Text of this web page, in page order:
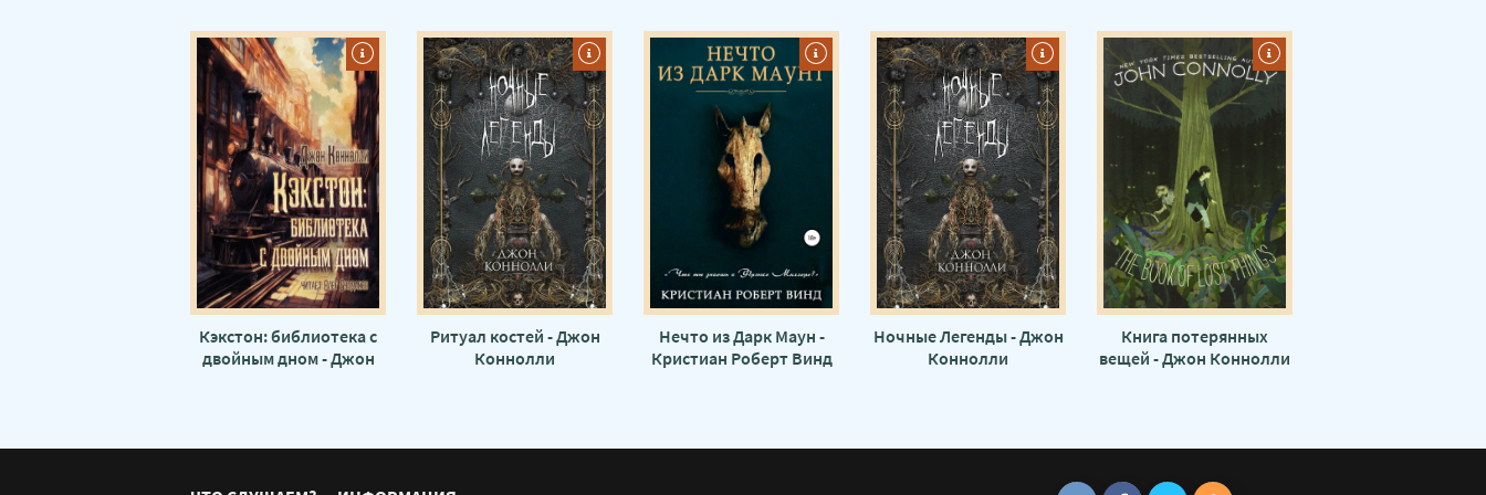
Кэкстон: библиотека с
двойным дном - Джон
Ритуал костей - Джон
Коннолли
Нечто из Дарк Маун -
Кристиан Роберт Винд
Ночные Легенды - Джон
Коннолли
Книга потерянных
вещей - Джон Коннолли